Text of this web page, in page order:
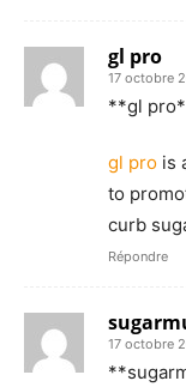
gl pro
17 octobre
**gl
gl pro is
to
curb
Répondre
17 octobre